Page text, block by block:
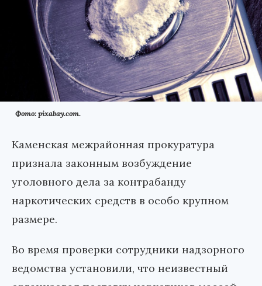
Фото: pixabay.com.
Каменская межрайонная прокуратура
признала законным возбуждение
уголовного дела за контрабанду
наркотических средств в особо крупном
размере.
Во время проверки сотрудники надзорного
ведомства установили, что неизвестный